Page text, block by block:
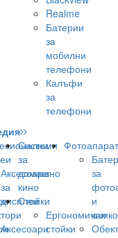
Realme
Батерии
за
мобилни
телефони
Калъфи
за
телефони
Аксесоари
за
дисплеи
Аксесоари
Системи
за
домашно
кино
Стойки
Ергономични
стойки
за
и